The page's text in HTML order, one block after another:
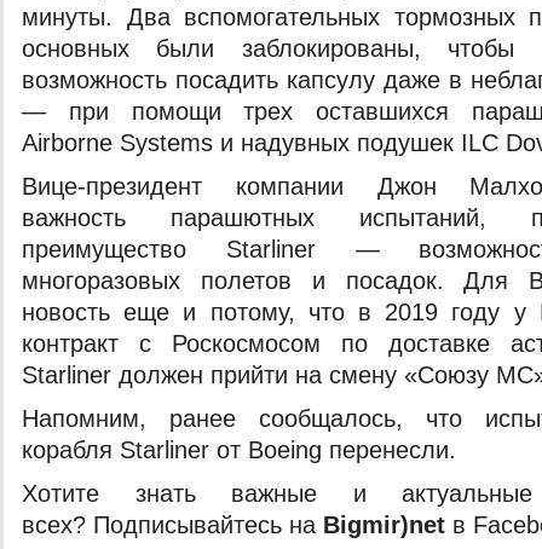
минуты. Два вспомогательных тормозных
основных были заблокированы, чтобы
возможность посадить капсулу даже в
— при помощи трех оставшихся
Airborne Systems и надувных подушек ILC
Вице-президент компании Джон
важность парашютных испытаний,
преимущество Starliner —
многоразовых полетов и посадок. Для
новость еще и потому, что в 2019 году у
контракт с Роскосмосом по доставке
Starliner должен прийти на смену «Союзу
Напомним, ранее сообщалось, что
корабля Starliner от Boeing перенесли.
Хотите знать важные и
всех? Подписывайтесь на Bigmir)net в